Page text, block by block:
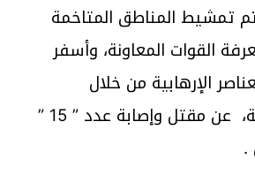
تمشيط المناطق المتاخمة
القوات المعاونة، وأسفر
الإرهابية من خلال
الاشتباكات الواقعة، عن مقتل وإصابة عدد ” 15 ”
.